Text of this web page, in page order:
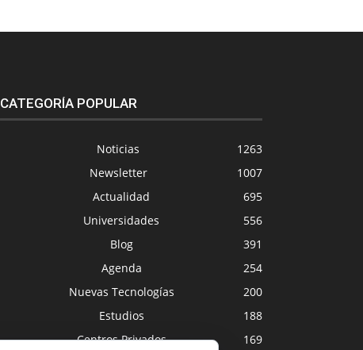
CATEGORÍA POPULAR
Noticias
1263
Newsletter
1007
Actualidad
695
Universidades
556
Blog
391
Agenda
254
Nuevas Tecnologías
200
Estudios
188
Centros Privados
169